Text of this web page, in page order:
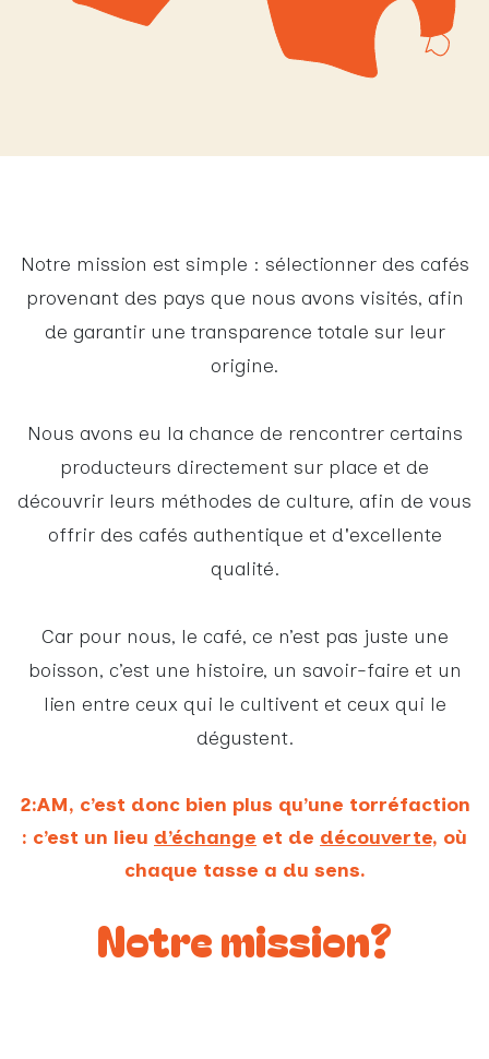
Notre mission est simple : sélectionner des cafés
provenant des pays que nous avons visités, afin
de garantir une transparence totale sur leur
origine.
Nous avons eu la chance de rencontrer certains
producteurs directement sur place et de
découvrir leurs méthodes de culture, afin de vous
offrir des cafés authentique et d'excellente
qualité.
Car pour nous, le café, ce n’est pas juste une
boisson, c’est une histoire, un savoir-faire et un
lien entre ceux qui le cultivent et ceux qui le
dégustent.
2:AM, c’est donc bien plus qu’une torréfaction
: c’est un lieu d’échange et de découverte, où
chaque tasse a du sens.
Notre mission?